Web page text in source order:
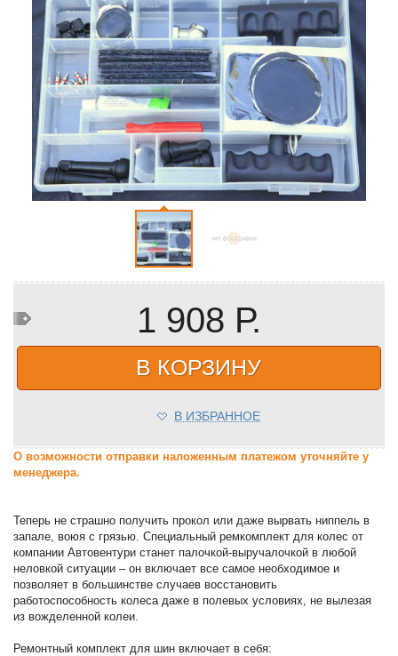
1 908 Р.
В КОРЗИНУ
В ИЗБРАННОЕ
О возможности отправки наложенным платежом уточняйте у
менеджера.
Теперь не страшно получить прокол или даже вырвать ниппель в
запале, воюя с грязью. Специальный ремкомплект для колес от
компании Автовентури станет палочкой-выручалочкой в любой
неловкой ситуации – он включает все самое необходимое и
позволяет в большинстве случаев восстановить
работоспособность колеса даже в полевых условиях, не вылезая
из вожделенной колеи.
Ремонтный комплект для шин включает в себя: